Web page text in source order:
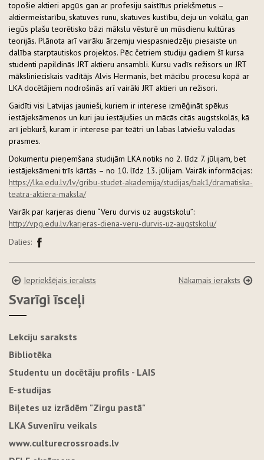
topošie aktieri apgūs gan ar profesiju saistītus priekšmetus –
aktiermeistarību, skatuves runu, skatuves kustību, deju un vokālu, gan
iegūs plašu teorētisko bāzi mākslu vēsturē un mūsdienu kultūras
teorijās. Plānota arī vairāku ārzemju viespasniedzēju piesaiste un
dalība starptautiskos projektos. Pēc četriem studiju gadiem šī kursa
studenti papildinās JRT aktieru ansambli. Kursu vadīs režisors un JRT
mākslinieciskais vadītājs Alvis Hermanis, bet mācību procesu kopā ar
LKA docētājiem nodrošinās arī vairāki JRT aktieri un režisori.
Gaidīti visi Latvijas jaunieši, kuriem ir interese izmēģināt spēkus
iestājeksāmenos un kuri jau iestājušies un mācās citās augstskolās, kā
arī jebkurš, kuram ir interese par teātri un labas latviešu valodas
prasmes.
Dokumentu pieņemšana studijām LKA notiks no 2. līdz 7. jūlijam, bet
iestājeksāmeni trīs kārtās – no 10. līdz 13. jūlijam. Vairāk informācijas:
https://lka.edu.lv/lv/gribu-studet-akademija/studijas/bak1/dramatiska-
teatra-aktiera-maksla/
Vairāk par karjeras dienu “Veru durvis uz augstskolu”:
http://vpg.edu.lv/karjeras-diena-veru-durvis-uz-augstskolu/
Dalies:
Iepriekšējais ieraksts Nākamais ieraksts
Svarīgi īsceļi
Lekciju saraksts
Bibliotēka
Studentu un docētāju profils - LAIS
E-studijas
Biļetes uz izrādēm "Zirgu pastā"
LKA Suvenīru veikals
www.culturecrossroads.lv